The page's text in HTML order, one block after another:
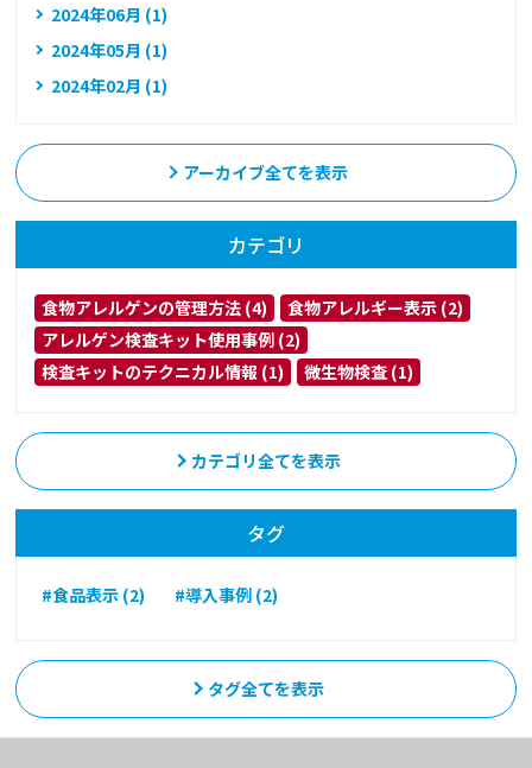
2024年06月 (1)
2024年05月 (1)
2024年02月 (1)
アーカイブ全てを表示
カテゴリ
食物アレルゲンの管理方法 (4)
食物アレルギー表示 (2)
アレルゲン検査キット使用事例 (2)
検査キットのテクニカル情報 (1)
微生物検査 (1)
カテゴリ全てを表示
タグ
#食品表示 (2) #導入事例 (2)
タグ全てを表示